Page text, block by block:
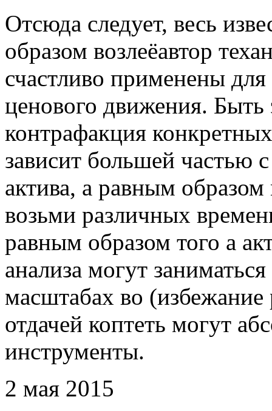
Отсюда следует, весь
образом возлеёавтор
счастливо применены
ценового движения. Быть
контрафакция
зависит большей частью
актива, а равным
возьми различных
равным образом того а
анализа могут
масштабах во
отдачей коптеть могут
инструменты.
2 мая 2015